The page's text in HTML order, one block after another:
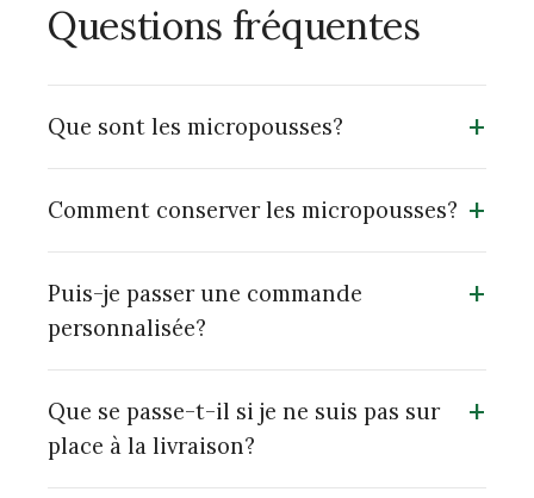
Questions fréquentes
Que sont les micropousses? +
Comment conserver les micropousses? +
Puis-je passer une commande
personnalisée?
+
Que se passe-t-il si je ne suis pas sur
place à la livraison?
+